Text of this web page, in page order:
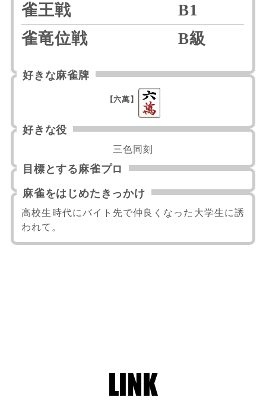
雀王戦
B1
雀竜位戦
B級
好きな麻雀牌
【六萬】
好きな役
三色同刻
目標とする麻雀プロ
麻雀をはじめたきっかけ
高校生時代にバイト先で仲良くなった大学生に誘
われて。